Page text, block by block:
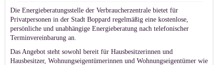
Die Energieberatungsstelle der Verbraucherzentrale bietet für
Privatpersonen in der Stadt Boppard regelmäßig eine kostenlose,
persönliche und unabhängige Energieberatung nach telefonischer
Terminvereinbarung an.
Das Angebot steht sowohl bereit für Hausbesitzerinnen und
Hausbesitzer, Wohnungseigentümerinnen und Wohnungseigentümer wie